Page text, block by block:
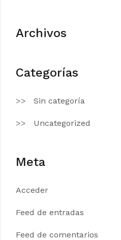
Archivos
Categorías
Sin categoría
Uncategorized
Meta
Acceder
Feed de entradas
Feed de comentarios